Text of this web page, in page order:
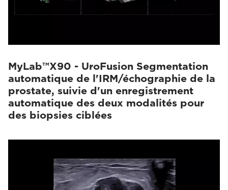
MyLab™X90 - UroFusion Segmentation
automatique de l'IRM/échographie de la
prostate, suivie d'un enregistrement
automatique des deux modalités pour
des biopsies ciblées